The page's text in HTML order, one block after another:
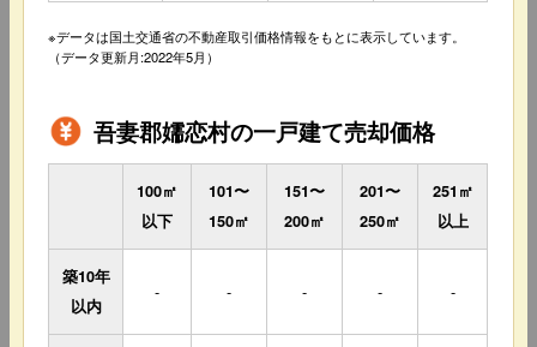
※データは国土交通省の不動産取引価格情報をもとに表示しています。
（データ更新月:2022年5月）
吾妻郡嬬恋村の一戸建て売却価格
100㎡
以下
101〜
150㎡
151〜
200㎡
201〜
250㎡
251㎡
以上
築10年
以内
- - - - -